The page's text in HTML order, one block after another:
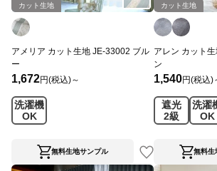
カット生地
アメリア カット生地 JE-33002 ブル
ー
1,672円(税込)～
洗濯機
OK
無料生地サンプル
カット生地
アレン カット
ン
1,540円(税込)
遮光
2級
洗濯
OK
無料生